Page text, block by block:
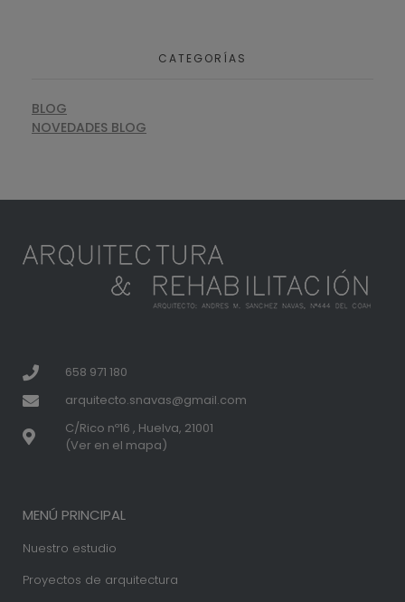
CATEGORÍAS
BLOG
NOVEDADES BLOG
658 971 180
arquitecto.snavas@gmail.com
C/Rico nº16 , Huelva, 21001
(Ver en el mapa)
MENÚ PRINCIPAL
Nuestro estudio
Proyectos de arquitectura